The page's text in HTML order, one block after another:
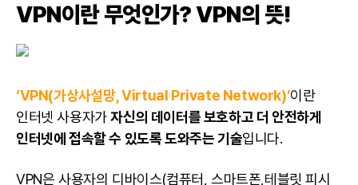
VPN이란 무엇인가? VPN의 뜻!
‘VPN(가상사설망, Virtual Private Network)’이란
인터넷 사용자가자신의 데이터를 보호하고 더 안전하게
인터넷에 접속할 수 있도록 도와주는 기술입니다.
VPN은 사용자의 디바이스(컴퓨터, 스마트폰,테블릿 피시